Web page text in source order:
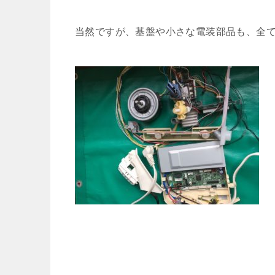
当然ですが、基盤や小さな電装部品も、全